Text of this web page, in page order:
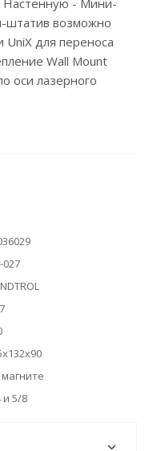
Настенную - Мини-
штатив возможно
UniX для переноса
Wall Mount
оси лазерного
027
и 5/8